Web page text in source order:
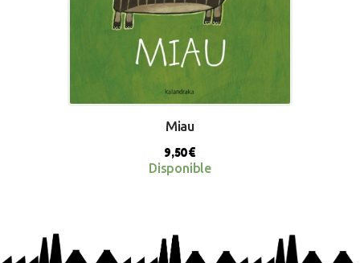
Miau
9,50€
Disponible